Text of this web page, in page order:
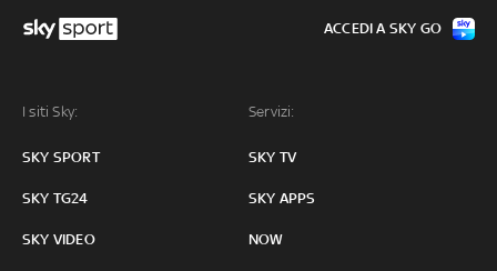
I siti Sky:
SKY SPORT
SKY TG24
SKY VIDEO
Servizi:
SKY TV
SKY APPS
NOW
ACCEDI A SKY GO